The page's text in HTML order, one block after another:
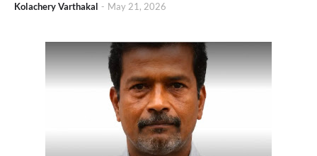
Kolachery Varthakal - May 21, 2026